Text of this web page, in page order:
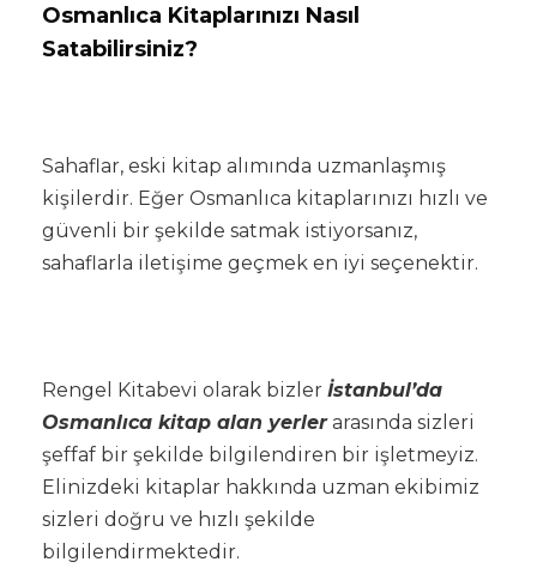
Osmanlıca Kitaplarınızı Nasıl
Satabilirsiniz?
Sahaflar, eski kitap alımında uzmanlaşmış
kişilerdir. Eğer Osmanlıca kitaplarınızı hızlı ve
güvenli bir şekilde satmak istiyorsanız,
sahaflarla iletişime geçmek en iyi seçenektir.
Rengel Kitabevi olarak bizler İstanbul’da
Osmanlıca kitap alan yerlerarasında sizleri
şeffaf bir şekilde bilgilendiren bir işletmeyiz.
Elinizdeki kitaplar hakkında uzman ekibimiz
sizleri doğru ve hızlı şekilde
bilgilendirmektedir.